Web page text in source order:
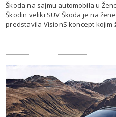
Škoda na sajmu automobila u
Škodin veliki SUV Škoda je na
predstavila VisionS koncept